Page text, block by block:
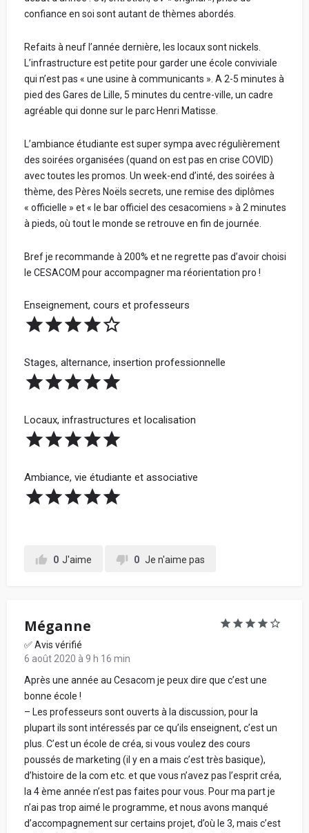
confiance en soi sont autant de thèmes abordés.
Refaits à neuf l’année dernière, les locaux sont nickels.
L’infrastructure est petite pour garder une école conviviale
qui n’est pas « une usine à communicants ». A 2-5 minutes à
pied des Gares de Lille, 5 minutes du centre-ville, un cadre
agréable qui donne sur le parc Henri Matisse.
L’ambiance étudiante est super sympa avec régulièrement
des soirées organisées (quand on est pas en crise COVID)
avec toutes les promos. Un week-end d’inté, des soirées à
thème, des Pères Noëls secrets, une remise des diplômes
« officielle » et « le bar officiel des cesacomiens » à 2 minutes
à pieds, où tout le monde se retrouve en fin de journée.
Bref je recommande à 200% et ne regrette pas d’avoir choisi
le CESACOM pour accompagner ma réorientation pro !
Enseignement, cours et professeurs
Stages, alternance, insertion professionnelle
Locaux, infrastructures et localisation
Ambiance, vie étudiante et associative
0 J'aime 0 Je n'aime pas
Méganne
✅ Avis vérifié
6 août 2020 à 9 h 16 min
Après une année au Cesacom je peux dire que c’est une
bonne école !
– Les professeurs sont ouverts à la discussion, pour la
plupart ils sont intéressés par ce qu’ils enseignent, c’est un
plus. C’est un école de créa, si vous voulez des cours
poussés de marketing (il y en a mais c’est très basique),
d’histoire de la com etc. et que vous n’avez pas l’esprit créa,
la 4 ème année n’est pas faites pour vous. Pour ma part je
n’ai pas trop aimé le programme, et nous avons manqué
d’accompagnement sur certains projet, d’où le 3, mais c’est